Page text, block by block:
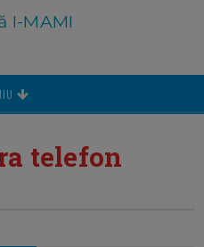
I-MAMI
telefon